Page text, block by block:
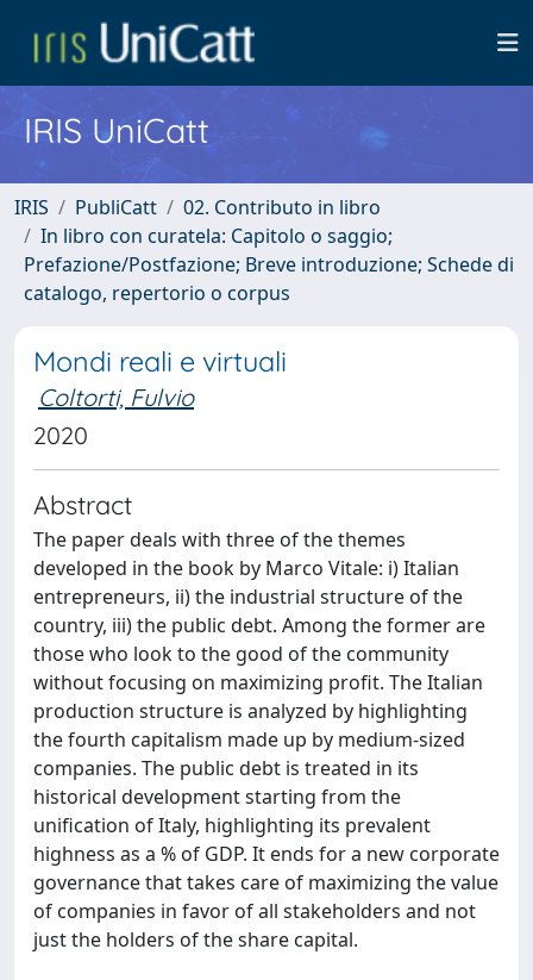
IRIS UniCatt
IRIS PubliCatt
02. Contributo in libro
In libro con curatela: Capitolo o saggio;
Prefazione/Postfazione; Breve introduzione; Schede di
catalogo, repertorio o corpus
Mondi reali e virtuali
Coltorti, Fulvio
2020
Abstract
The paper deals with three of the themes
developed in the book by Marco Vitale: i) Italian
entrepreneurs, ii) the industrial structure of the
country, iii) the public debt. Among the former are
those who look to the good of the community
without focusing on maximizing profit. The Italian
production structure is analyzed by highlighting
the fourth capitalism made up by medium-sized
companies. The public debt is treated in its
historical development starting from the
unification of Italy, highlighting its prevalent
highness as a % of GDP. It ends for a new corporate
governance that takes care of maximizing the value
of companies in favor of all stakeholders and not
just the holders of the share capital.